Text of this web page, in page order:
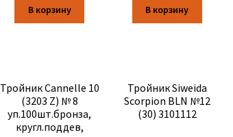
В корзину В корзину
Тройник Cannelle 10
(3203 Z) № 8
уп.100шт.бронза,
кругл.поддев,
Тройник Siweida
Scorpion BLN №12
(30) 3101112